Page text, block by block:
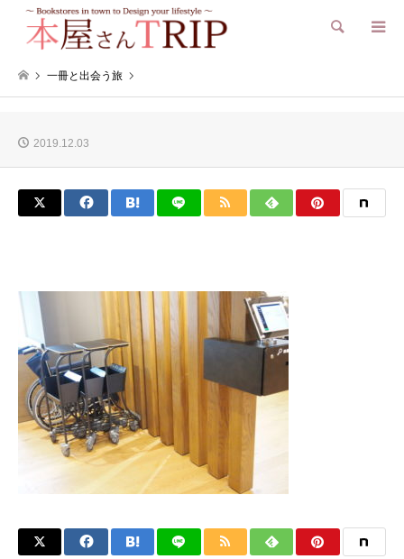
検索
一冊と出会う旅
2019.12.03